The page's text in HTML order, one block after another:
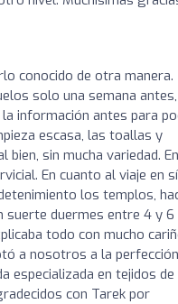
conocido de otra manera.
solo una semana
información antes para
escasa, las toallas y
sin mucha variedad.
En cuanto al viaje en
los templos,
suerte duermes entre 4 y 6
todo con mucho
a nosotros a la
especializada en tejidos de
con Tarek por